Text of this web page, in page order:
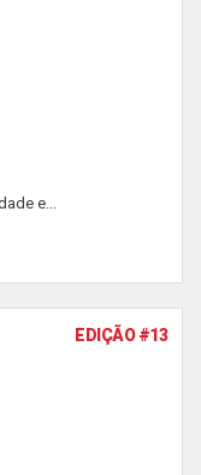
e...
EDIÇÃO #13